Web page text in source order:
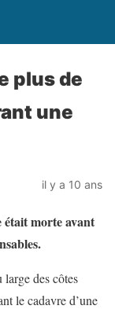
plus de
une
il y a 10 ans
morte avant
des côtes
le cadavre d’une